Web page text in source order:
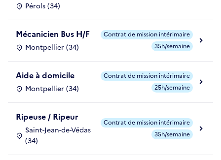
Pérols (34)
Mécanicien Bus H/F
Montpellier (34)
Contrat de mission intérimaire
35h/semaine
Aide à domicile
Montpellier (34)
Contrat de mission intérimaire
25h/semaine
Ripeuse / Ripeur
Saint-Jean-de-Védas
(34)
Contrat de mission intérimaire
35h/semaine